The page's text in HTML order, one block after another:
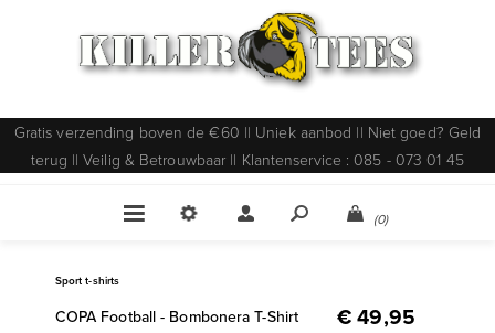
Gratis verzending boven de €60 || Uniek aanbod || Niet goed? Geld
terug || Veilig & Betrouwbaar || Klantenservice : 085 - 073 01 45
(0)
Sport t-shirts
COPA Football - Bombonera T-Shirt
€ 49,95